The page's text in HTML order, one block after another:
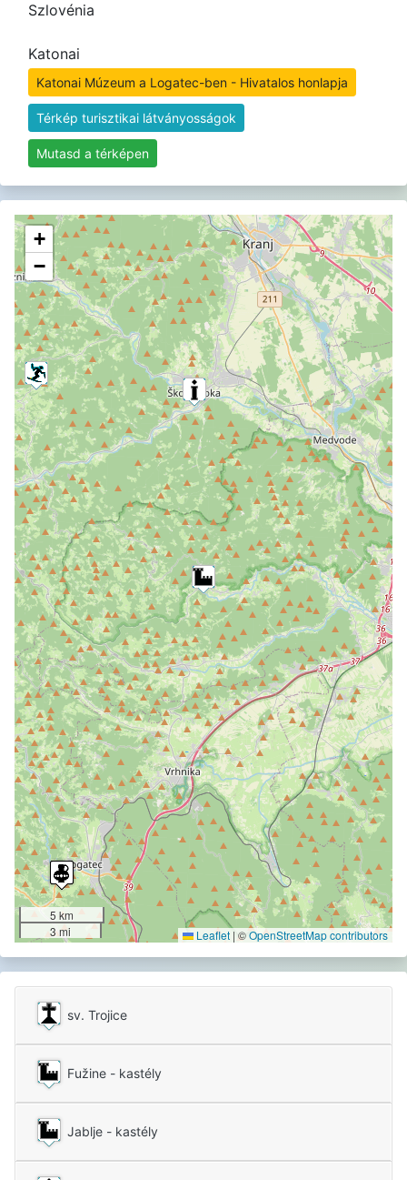
Szlovénia
Katonai
Katonai Múzeum a Logatec-ben - Hivatalos honlapja
Térkép turisztikai látványosságok
Mutasd a térképen
+
−
5 km
3 mi
Leaflet | ©OpenStreetMap contributors
sv. Trojice
Fužine - kastély
Jablje - kastély